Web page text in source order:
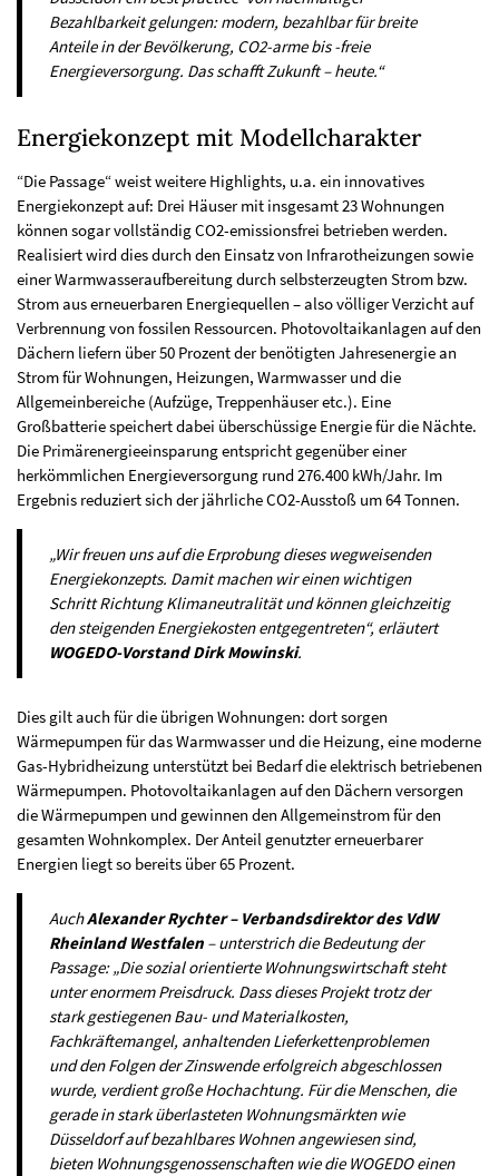
Bezahlbarkeit gelungen: modern, bezahlbar für breite
Anteile in der Bevölkerung, CO2-arme bis -freie
Energieversorgung. Das schafft Zukunft – heute.“
Energiekonzept mit Modellcharakter
“Die Passage“ weist weitere Highlights, u.a. ein innovatives
Energiekonzept auf: Drei Häuser mit insgesamt 23 Wohnungen
können sogar vollständig CO2-emissionsfrei betrieben werden.
Realisiert wird dies durch den Einsatz von Infrarotheizungen sowie
einer Warmwasseraufbereitung durch selbsterzeugten Strom bzw.
Strom aus erneuerbaren Energiequellen – also völliger Verzicht auf
Verbrennung von fossilen Ressourcen. Photovoltaikanlagen auf den
Dächern liefern über 50 Prozent der benötigten Jahresenergie an
Strom für Wohnungen, Heizungen, Warmwasser und die
Allgemeinbereiche (Aufzüge, Treppenhäuser etc.). Eine
Großbatterie speichert dabei überschüssige Energie für die Nächte.
Die Primärenergieeinsparung entspricht gegenüber einer
herkömmlichen Energieversorgung rund 276.400 kWh/Jahr. Im
Ergebnis reduziert sich der jährliche CO2-Ausstoß um 64 Tonnen.
„Wir freuen uns auf die Erprobung dieses wegweisenden
Energiekonzepts. Damit machen wir einen wichtigen
Schritt Richtung Klimaneutralität und können gleichzeitig
den steigenden Energiekosten entgegentreten“, erläutert
WOGEDO-Vorstand Dirk Mowinski.
Dies gilt auch für die übrigen Wohnungen: dort sorgen
Wärmepumpen für das Warmwasser und die Heizung, eine moderne
Gas-Hybridheizung unterstützt bei Bedarf die elektrisch betriebenen
Wärmepumpen. Photovoltaikanlagen auf den Dächern versorgen
die Wärmepumpen und gewinnen den Allgemeinstrom für den
gesamten Wohnkomplex. Der Anteil genutzter erneuerbarer
Energien liegt so bereits über 65 Prozent.
AuchAlexander Rychter – Verbandsdirektor des VdW
Rheinland Westfalen – unterstrich die Bedeutung der
Passage: „Die sozial orientierte Wohnungswirtschaft steht
unter enormem Preisdruck. Dass dieses Projekt trotz der
stark gestiegenen Bau- und Materialkosten,
Fachkräftemangel, anhaltenden Lieferkettenproblemen
und den Folgen der Zinswende erfolgreich abgeschlossen
wurde, verdient große Hochachtung. Für die Menschen, die
gerade in stark überlasteten Wohnungsmärkten wie
Düsseldorf auf bezahlbares Wohnen angewiesen sind,
bieten Wohnungsgenossenschaften wie die WOGEDO einen